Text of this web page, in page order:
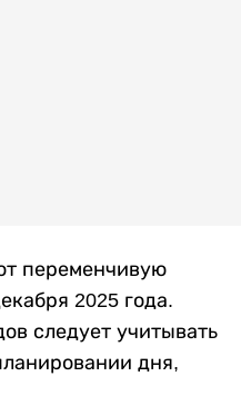
переменчивую
2025 года.
следует учитывать
дня,